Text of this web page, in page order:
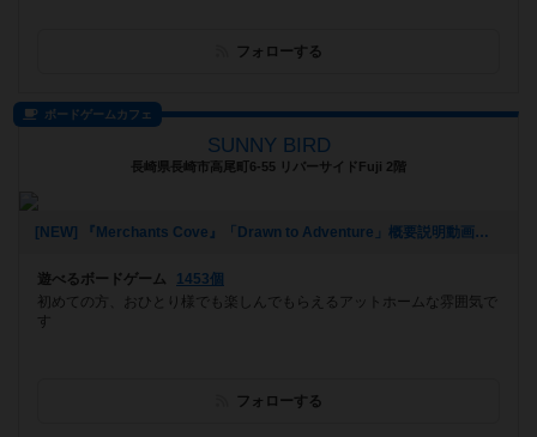
フォローする
ボードゲームカフェ
SUNNY BIRD
長崎県長崎市高尾町6-55 リバーサイドFuji 2階
[NEW] 『Merchants Cove』「Drawn to Adventure」概要説明動画アップしました。（2021年06月09日 16時06分）
遊べるボードゲーム
1453個
初めての方、おひとり様でも楽しんでもらえるアットホームな雰囲気で
す
フォローする